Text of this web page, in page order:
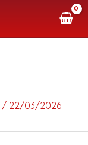
/ 22/03/2026